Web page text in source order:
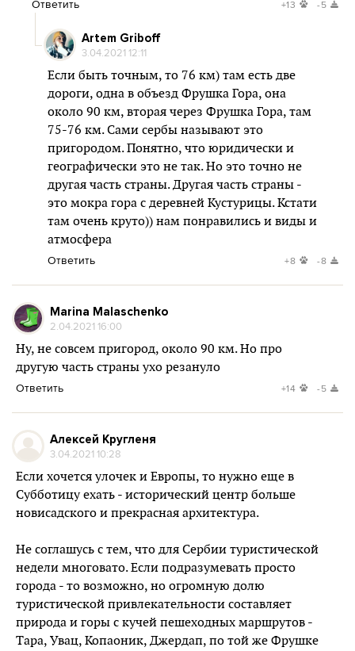
Ответить +13 -5
Artem Griboff
3.04.2021 12:11
Если быть точным, то 76 км) там есть две
дороги, одна в объезд Фрушка Гора, она
около 90 км, вторая через Фрушка Гора, там
75-76 км. Сами сербы называют это
пригородом. Понятно, что юридически и
географически это не так. Но это точно не
другая часть страны. Другая часть страны -
это мокра гора с деревней Кустурицы. Кстати
там очень круто)) нам понравились и виды и
атмосфера
Ответить +8 -8
Marina Malaschenko
2.04.2021 16:00
Ну, не совсем пригород, около 90 км. Но про
другую часть страны ухо резануло
Ответить +14 -5
Алексей Кругленя
3.04.2021 10:28
Если хочется улочек и Европы, то нужно еще в
Субботицу ехать - исторический центр больше
новисадского и прекрасная архитектура.
Не соглашусь с тем, что для Сербии туристической
недели многовато. Если подразумевать просто
города - то возможно, но огромную долю
туристической привлекательности составляет
природа и горы с кучей пешеходных маршрутов -
Тара, Увац, Копаоник, Джердап, по той же Фрушке